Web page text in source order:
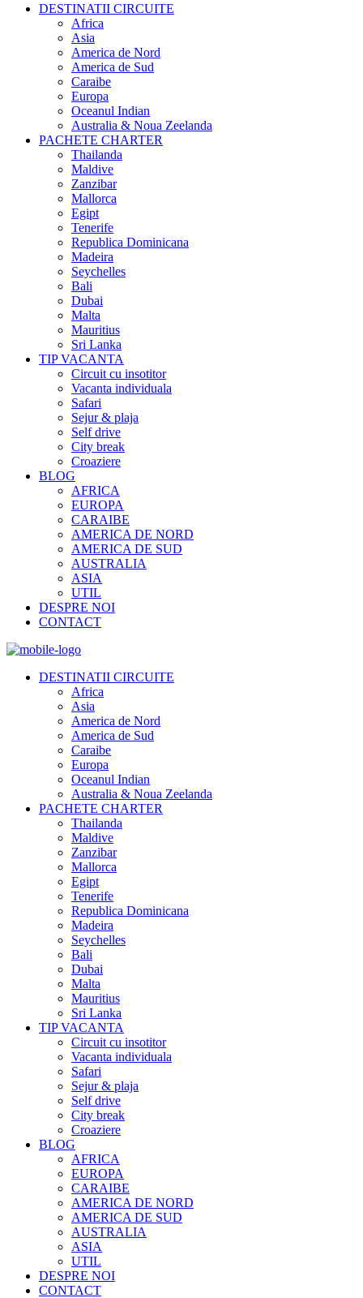
DESTINATII CIRCUITE
Africa
Asia
America de Nord
America de Sud
Caraibe
Europa
Oceanul Indian
Australia & Noua Zeelanda
PACHETE CHARTER
Thailanda
Maldive
Zanzibar
Mallorca
Egipt
Tenerife
Republica Dominicana
Madeira
Seychelles
Bali
Dubai
Malta
Mauritius
Sri Lanka
TIP VACANTA
Circuit cu insotitor
Vacanta individuala
Safari
Sejur & plaja
Self drive
City break
Croaziere
BLOG
AFRICA
EUROPA
CARAIBE
AMERICA DE NORD
AMERICA DE SUD
AUSTRALIA
ASIA
UTIL
DESPRE NOI
CONTACT
DESTINATII CIRCUITE
Africa
Asia
America de Nord
America de Sud
Caraibe
Europa
Oceanul Indian
Australia & Noua Zeelanda
PACHETE CHARTER
Thailanda
Maldive
Zanzibar
Mallorca
Egipt
Tenerife
Republica Dominicana
Madeira
Seychelles
Bali
Dubai
Malta
Mauritius
Sri Lanka
TIP VACANTA
Circuit cu insotitor
Vacanta individuala
Safari
Sejur & plaja
Self drive
City break
Croaziere
BLOG
AFRICA
EUROPA
CARAIBE
AMERICA DE NORD
AMERICA DE SUD
AUSTRALIA
ASIA
UTIL
DESPRE NOI
CONTACT